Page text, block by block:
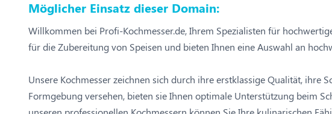
Möglicher Einsatz dieser Domain:
Willkommen bei Profi-Kochmesser.de, Ihrem Spezialisten für
für die Zubereitung von Speisen und bieten Ihnen eine Auswahl an
Unsere Kochmesser zeichnen sich durch ihre erstklassige Qualität,
Formgebung versehen, bieten sie Ihnen optimale Unterstützung beim